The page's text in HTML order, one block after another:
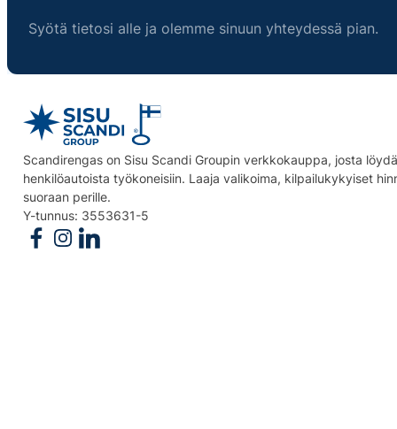
Syötä tietosi alle ja olemme sinuun yhteydessä pian.
Scandirengas on Sisu Scandi Groupin verkkokauppa, josta
henkilöautoista työkoneisiin. Laaja valikoima, kilpailukykyiset
suoraan perille.
Y-tunnus: 3553631-5
Follow us on Facebook
Follow us on Instagram
Follow us on Linkedin